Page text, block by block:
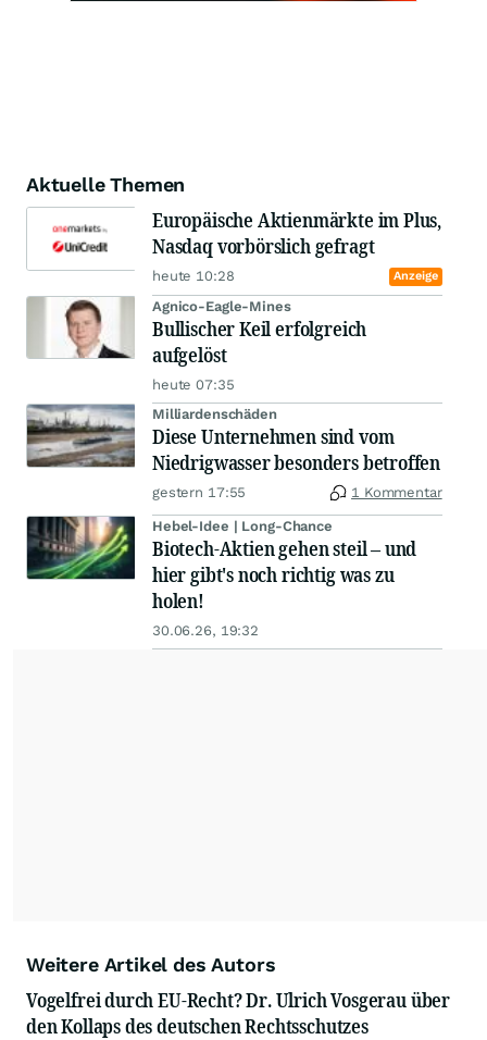
Aktuelle Themen
Europäische Aktienmärkte im Plus,
Nasdaq vorbörslich gefragt
heute 10:28 Anzeige
Agnico-Eagle-Mines
Bullischer Keil erfolgreich
aufgelöst
heute 07:35
Milliardenschäden
Diese Unternehmen sind vom
Niedrigwasser besonders betroffen
gestern 17:55 1 Kommentar
Hebel-Idee | Long-Chance
Biotech-Aktien gehen steil – und
hier gibt's noch richtig was zu
holen!
30.06.26, 19:32
Weitere Artikel des Autors
Vogelfrei durch EU-Recht? Dr. Ulrich Vosgerau über
den Kollaps des deutschen Rechtsschutzes